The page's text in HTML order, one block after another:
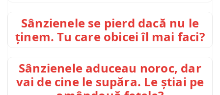
Sânzienele se pierd dacă nu le
ținem. Tu care obicei îl mai faci?
Sânzienele aduceau noroc, dar
vai de cine le supăra. Le știai pe